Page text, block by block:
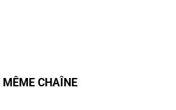
CHAÎNE